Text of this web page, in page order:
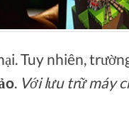
Tuy nhiên,
. Với lưu trữ máy